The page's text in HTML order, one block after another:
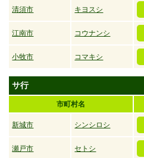
清須市 キヨスシ
江南市 コウナンシ
小牧市 コマキシ
サ行
市町村名
新城市 シンシロシ
瀬戸市 セトシ